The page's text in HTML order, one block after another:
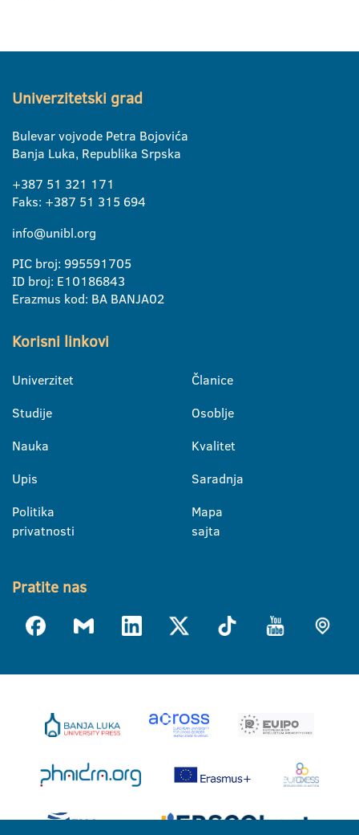
Univerzitetski grad
Bulevar vojvode Petra Bojovića
Banja Luka, Republika Srpska
+387 51 321 171
Faks: +387 51 315 694
info@unibl.org
PIC broj: 995591705
ID broj: E10186843
Erazmus kod: BA BANJA02
Korisni linkovi
Univerzitet
Studije
Nauka
Upis
Politika
privatnosti
Članice
Osoblje
Kvalitet
Saradnja
Mapa
sajta
Pratite nas